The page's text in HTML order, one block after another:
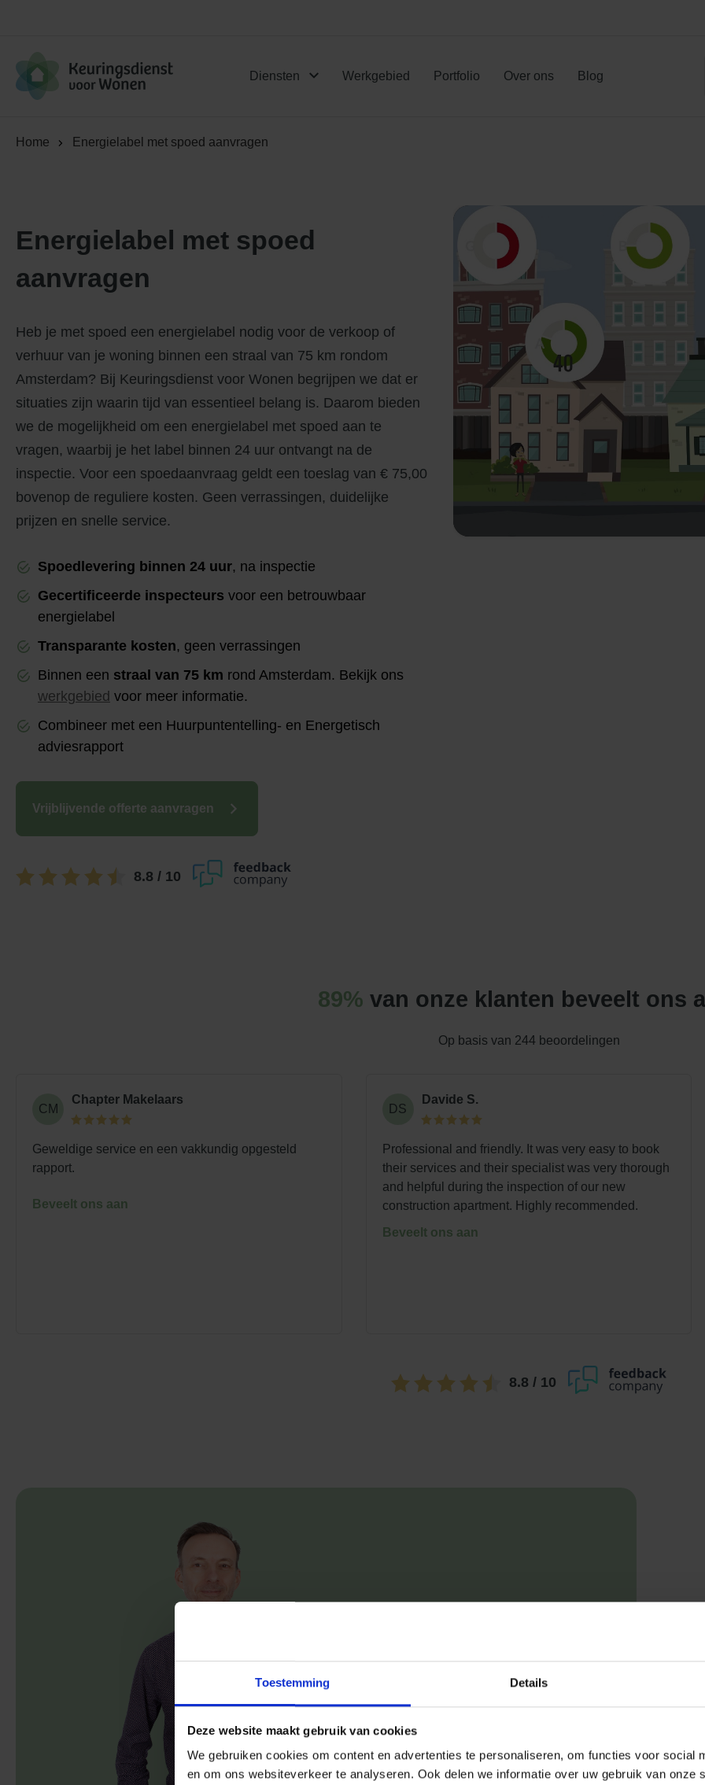
Toestemming Details
Deze website maakt gebruik van cookies
We gebruiken cookies om content en advertenties te personaliseren, om functies voor social
en om ons websiteverkeer te analyseren. Ook delen we informatie over uw gebruik van onze
Diensten
Werkgebied Portfolio Over ons Blog
Home Energielabel met spoed aanvragen
Energielabel met spoed
aanvragen
Heb je met spoed een energielabel nodig voor de verkoop of
verhuur van je woning binnen een straal van 75 km rondom
Amsterdam? Bij Keuringsdienst voor Wonen begrijpen we dat er
situaties zijn waarin tijd van essentieel belang is. Daarom bieden
we de mogelijkheid om een energielabel met spoed aan te
vragen, waarbij je het label binnen 24 uur ontvangt na de
inspectie. Voor een spoedaanvraag geldt een toeslag van € 75,00
bovenop de reguliere kosten. Geen verrassingen, duidelijke
prijzen en snelle service.
Spoedlevering binnen 24 uur, na inspectie
Gecertificeerde inspecteurs voor een betrouwbaar
energielabel
Transparante kosten, geen verrassingen
Binnen een straal van 75 km rond Amsterdam. Bekijk ons
werkgebied voor meer informatie.
Combineer met een Huurpuntentelling- en Energetisch
adviesrapport
Vrijblijvende offerte aanvragen
8.8 / 10
89% van onze klanten beveelt ons
Op basis van 244 beoordelingen
CM
Chapter Makelaars
Geweldige service en een vakkundig opgesteld
rapport.
Beveelt ons aan
DS
Davide S.
Professional and friendly. It was very easy to book
their services and their specialist was very thorough
and helpful during the inspection of our new
construction apartment. Highly recommended.
Beveelt ons aan
8.8 / 10
Woningen met
blijken sneller